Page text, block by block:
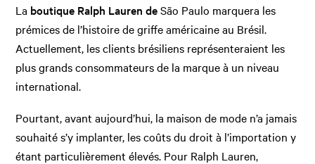
La boutique Ralph Lauren deSão Paulo marquera les
prémices de l’histoire de griffe américaine au Brésil.
Actuellement, les clients brésiliens représenteraient les
plus grands consommateurs de la marque à un niveau
international.
Pourtant, avant aujourd’hui, la maison de mode n’a jamais
souhaité s’y implanter, les coûts du droit à l’importation y
étant particulièrement élevés. Pour Ralph Lauren,